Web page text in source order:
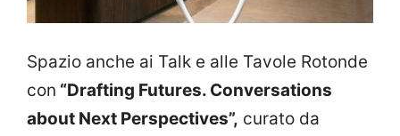
Spazio anche ai Talk e alle Tavole Rotonde
con “Drafting Futures. Conversations
about Next Perspectives”, curato da